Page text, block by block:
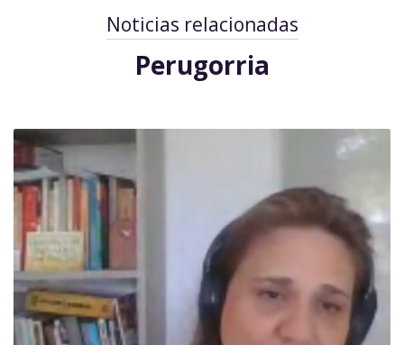
Noticias relacionadas
Perugorria